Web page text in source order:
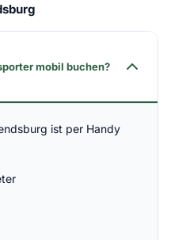
mobil buchen?
ist per Handy